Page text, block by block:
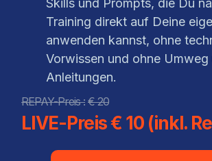
Skills und Prompts, die Du
Training direkt auf Deine
anwenden kannst, ohne
Vorwissen und ohne Umweg
Anleitungen.
REPAY-Preis : € 20
LIVE-Preis € 10 (inkl.